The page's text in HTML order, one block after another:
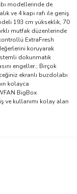
modellerinde de
ve 4 kapı rafı ile geniş
193 cm yükseklik, 70
mutfak düzenlerinde
ExtraFresh
koruyarak
dokunmatik
engeller.; Birçok
ekranlı buzdolabı
kolayca
BigBox
ve kullanımı kolay alan